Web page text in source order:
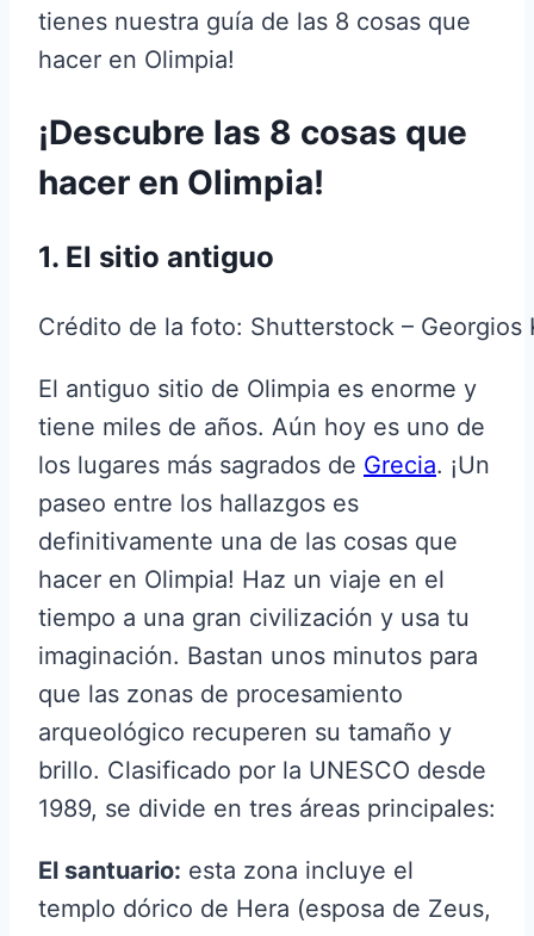
tienes nuestra guía de las 8 cosas que
hacer en Olimpia!
¡Descubre las 8 cosas que
hacer en Olimpia!
1. El sitio antiguo
Crédito de la foto: Shutterstock – Georgios
El antiguo sitio de Olimpia es enorme y
tiene miles de años. Aún hoy es uno de
los lugares más sagrados de Grecia. ¡Un
paseo entre los hallazgos es
definitivamente una de las cosas que
hacer en Olimpia! Haz un viaje en el
tiempo a una gran civilización y usa tu
imaginación. Bastan unos minutos para
que las zonas de procesamiento
arqueológico recuperen su tamaño y
brillo. Clasificado por la UNESCO desde
1989, se divide en tres áreas principales:
El santuario: esta zona incluye el
templo dórico de Hera (esposa de Zeus,